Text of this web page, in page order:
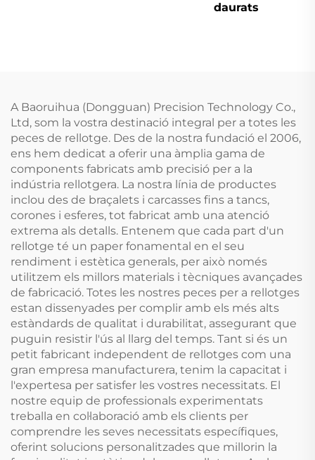
daurats
A Baoruihua (Dongguan) Precision Technology Co.,
Ltd, som la vostra destinació integral per a totes les
peces de rellotge. Des de la nostra fundació el 2006,
ens hem dedicat a oferir una àmplia gama de
components fabricats amb precisió per a la
indústria rellotgera. La nostra línia de productes
inclou des de braçalets i carcasses fins a tancs,
corones i esferes, tot fabricat amb una atenció
extrema als detalls. Entenem que cada part d'un
rellotge té un paper fonamental en el seu
rendiment i estètica generals, per això només
utilitzem els millors materials i tècniques avançades
de fabricació. Totes les nostres peces per a rellotges
estan dissenyades per complir amb els més alts
estàndards de qualitat i durabilitat, assegurant que
puguin resistir l'ús al llarg del temps. Tant si és un
petit fabricant independent de rellotges com una
gran empresa manufacturera, tenim la capacitat i
l'expertesa per satisfer les vostres necessitats. El
nostre equip de professionals experimentats
treballa en col·laboració amb els clients per
comprendre les seves necessitats específiques,
oferint solucions personalitzades que millorin la